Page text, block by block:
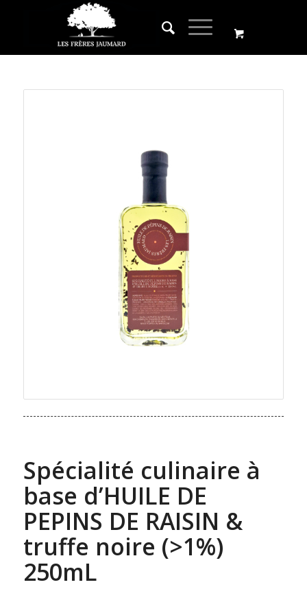
Spécialité culinaire à
base d’HUILE DE
PEPINS DE RAISIN &
truffe noire (>1%)
250mL